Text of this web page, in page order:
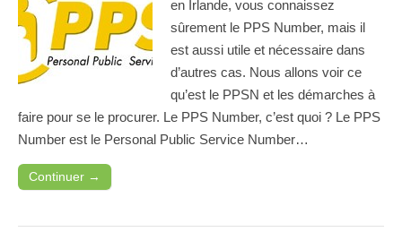
en Irlande, vous connaissez
sûrement le PPS Number, mais il
est aussi utile et nécessaire dans
d’autres cas. Nous allons voir ce
qu’est le PPSN et les démarches à
faire pour se le procurer. Le PPS Number, c’est quoi ? Le PPS
Number est le Personal Public Service Number…
Continuer →